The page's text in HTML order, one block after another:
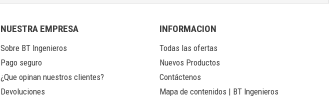
NUESTRA EMPRESA
Sobre BT Ingenieros
Pago seguro
¿Que opinan nuestros clientes?
Devoluciones
INFORMACION
Todas las ofertas
Nuevos Productos
Contáctenos
Mapa de contenidos | BT Ingenieros